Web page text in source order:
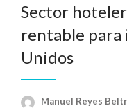
Sector
rentable
Unidos
Manuel Reyes